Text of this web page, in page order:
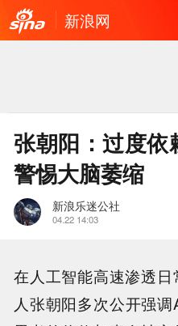
新浪网
张朝阳：过度依
警惕大脑萎缩
新浪乐迷公社
04.22 14:03
在人工智能高速渗透
人张朝阳多次公开强